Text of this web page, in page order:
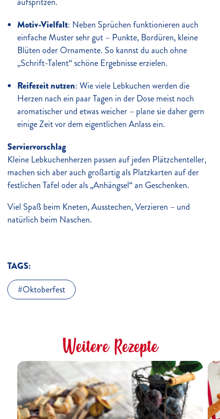
Motiv-Vielfalt: Neben Sprüchen funktionieren auch
einfache Muster sehr gut – Punkte, Bordüren, kleine
Blüten oder Ornamente. So kannst du auch ohne
„Schrift-Talent“ schöne Ergebnisse erzielen.
Reifezeit nutzen: Wie viele Lebkuchen werden die
Herzen nach ein paar Tagen in der Dose meist noch
aromatischer und etwas weicher – plane sie daher gern
einige Zeit vor dem eigentlichen Anlass ein.
Serviervorschlag
Kleine Lebkuchenherzen passen auf jeden Plätzchenteller,
machen sich aber auch großartig als Platzkarten auf der
festlichen Tafel oder als „Anhängsel“ an Geschenken.
Viel Spaß beim Kneten, Ausstechen, Verzieren – und
natürlich beim Naschen.
TAGS:
Oktoberfest
Weitere Rezepte